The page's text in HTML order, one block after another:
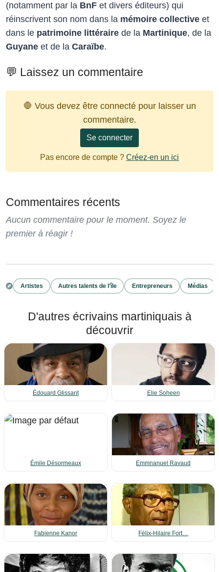
(notamment par la BnF et divers éditeurs) qui
réinscrivent son nom dans la mémoire collective et
dans le patrimoine littéraire de la Martinique, de la
Guyane et de la Caraïbe.
💬 Laissez un commentaire
🛑 Vous devez être connecté pour laisser un
commentaire.
Se connecter
Pas encore de compte ? Créez-en un ici
Commentaires récents
Aucun commentaire pour le moment. Soyez le
premier à réagir !
Artistes Autres talents de l’île Entrepreneurs Médias
D'autres écrivains martiniquais à
découvrir
Édouard Glissant Elie Soheen
Émile Désormeaux Emmnanuel Ravaud
Fabienne Kanor Félix-Hilaire Fort…